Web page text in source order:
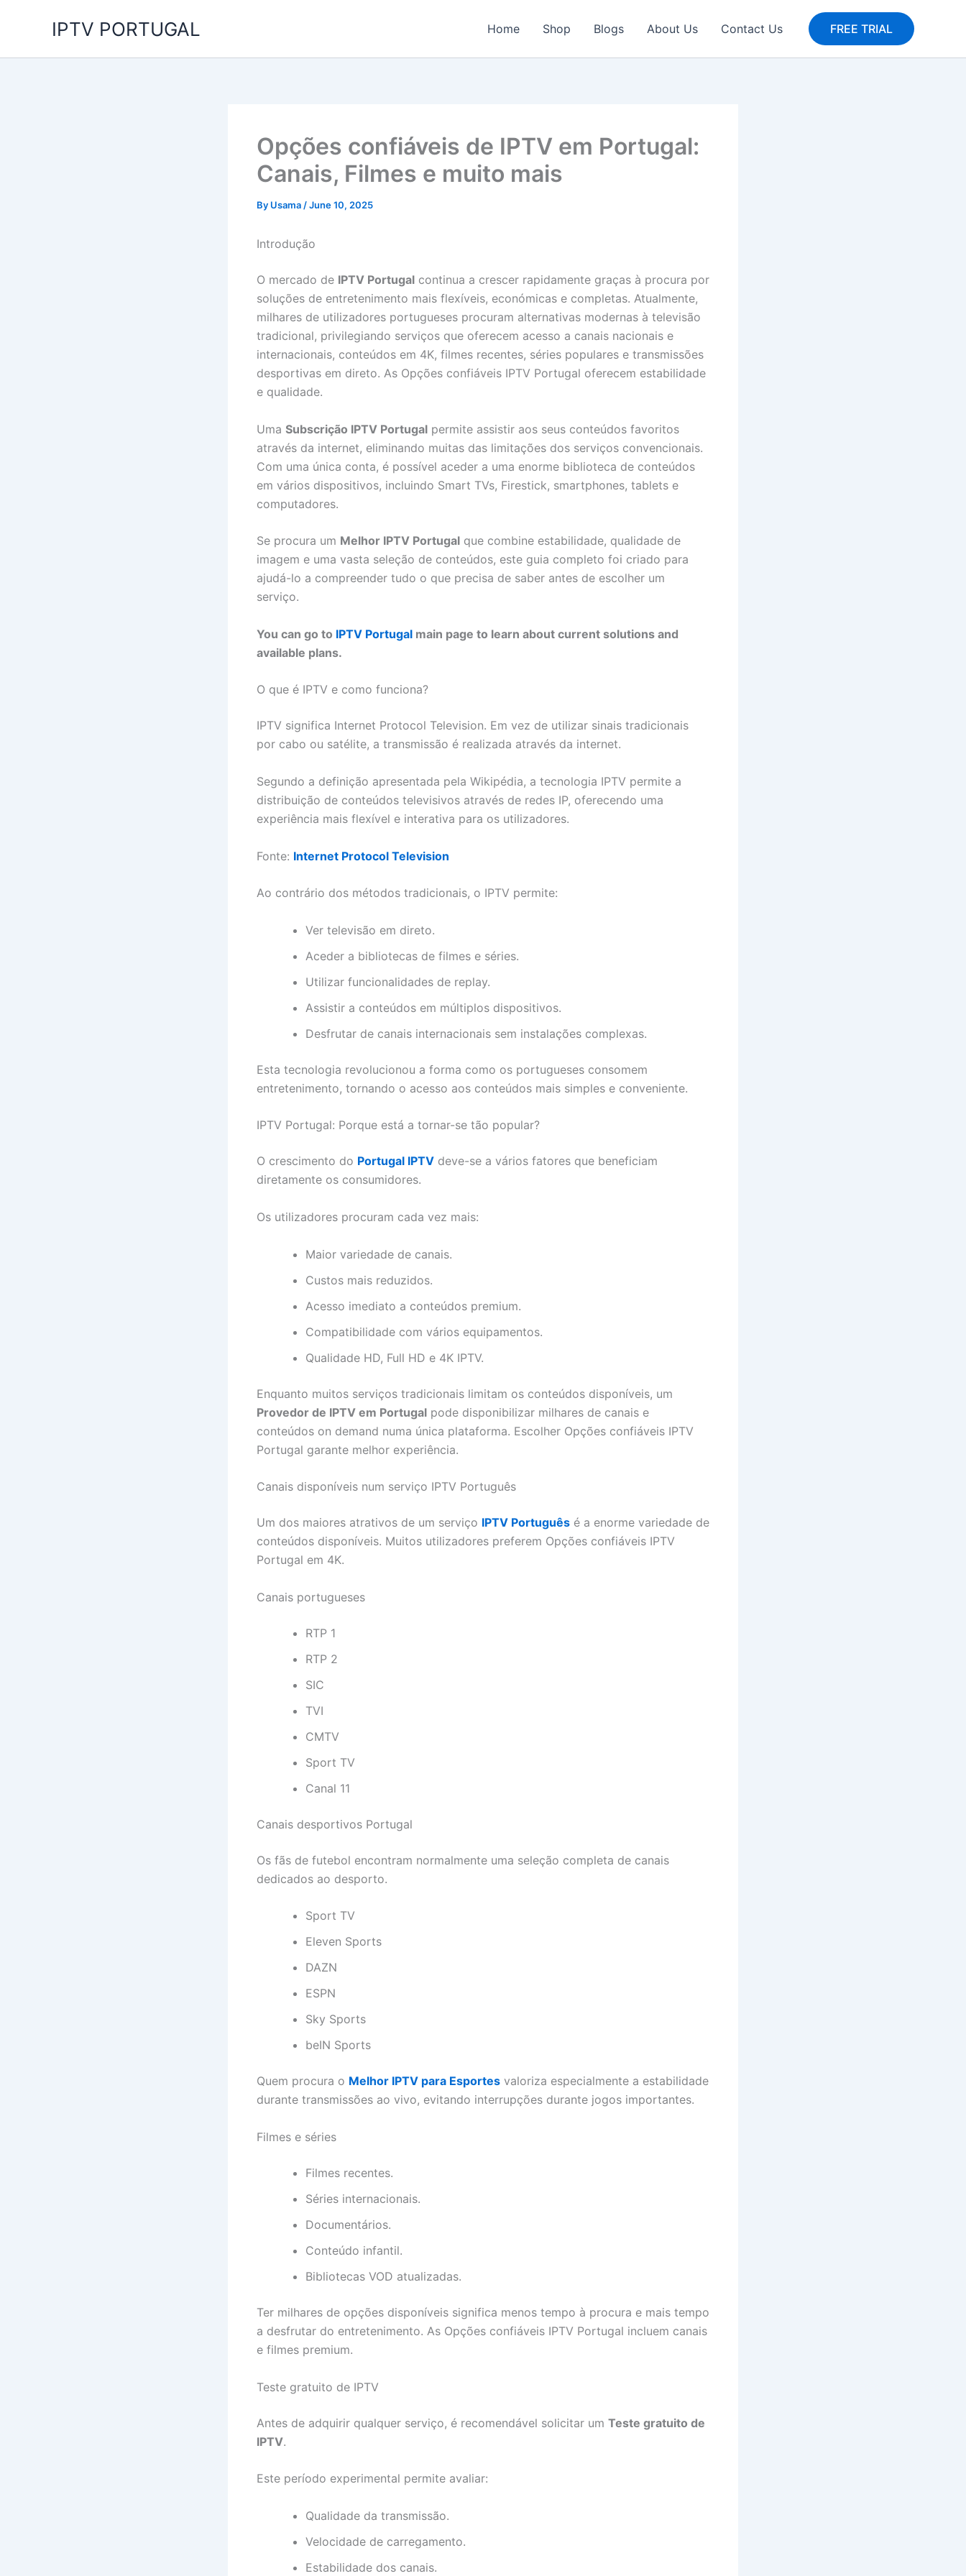
IPTV PORTUGAL Home Shop Blogs About Us Contact Us FREE TRIAL
Opções confiáveis ​​de IPTV em Portugal:
Canais, Filmes e muito mais
By Usama /June 10, 2025
Introdução
O mercado de IPTV Portugal continua a crescer rapidamente graças à procura por
soluções de entretenimento mais flexíveis, económicas e completas. Atualmente,
milhares de utilizadores portugueses procuram alternativas modernas à televisão
tradicional, privilegiando serviços que oferecem acesso a canais nacionais e
internacionais, conteúdos em 4K, filmes recentes, séries populares e transmissões
desportivas em direto. As Opções confiáveis IPTV Portugal oferecem estabilidade
e qualidade.
Uma Subscrição IPTV Portugal permite assistir aos seus conteúdos favoritos
através da internet, eliminando muitas das limitações dos serviços convencionais.
Com uma única conta, é possível aceder a uma enorme biblioteca de conteúdos
em vários dispositivos, incluindo Smart TVs, Firestick, smartphones, tablets e
computadores.
Se procura um Melhor IPTV Portugal que combine estabilidade, qualidade de
imagem e uma vasta seleção de conteúdos, este guia completo foi criado para
ajudá-lo a compreender tudo o que precisa de saber antes de escolher um
serviço.
You can go to IPTV Portugal main page to learn about current solutions and
available plans.
O que é IPTV e como funciona?
IPTV significa Internet Protocol Television. Em vez de utilizar sinais tradicionais
por cabo ou satélite, a transmissão é realizada através da internet.
Segundo a definição apresentada pela Wikipédia, a tecnologia IPTV permite a
distribuição de conteúdos televisivos através de redes IP, oferecendo uma
experiência mais flexível e interativa para os utilizadores.
Fonte: Internet Protocol Television
Ao contrário dos métodos tradicionais, o IPTV permite:
Ver televisão em direto.
Aceder a bibliotecas de filmes e séries.
Utilizar funcionalidades de replay.
Assistir a conteúdos em múltiplos dispositivos.
Desfrutar de canais internacionais sem instalações complexas.
Esta tecnologia revolucionou a forma como os portugueses consomem
entretenimento, tornando o acesso aos conteúdos mais simples e conveniente.
IPTV Portugal: Porque está a tornar-se tão popular?
O crescimento do Portugal IPTV deve-se a vários fatores que beneficiam
diretamente os consumidores.
Os utilizadores procuram cada vez mais:
Maior variedade de canais.
Custos mais reduzidos.
Acesso imediato a conteúdos premium.
Compatibilidade com vários equipamentos.
Qualidade HD, Full HD e 4K IPTV.
Enquanto muitos serviços tradicionais limitam os conteúdos disponíveis, um
Provedor de IPTV em Portugal pode disponibilizar milhares de canais e
conteúdos on demand numa única plataforma. Escolher Opções confiáveis IPTV
Portugal garante melhor experiência.
Canais disponíveis num serviço IPTV Português
Um dos maiores atrativos de um serviço IPTV Português é a enorme variedade de
conteúdos disponíveis. Muitos utilizadores preferem Opções confiáveis IPTV
Portugal em 4K.
Canais portugueses
RTP 1
RTP 2
SIC
TVI
CMTV
Sport TV
Canal 11
Canais desportivos Portugal
Os fãs de futebol encontram normalmente uma seleção completa de canais
dedicados ao desporto.
Sport TV
Eleven Sports
DAZN
ESPN
Sky Sports
beIN Sports
Quem procura o Melhor IPTV para Esportes valoriza especialmente a estabilidade
durante transmissões ao vivo, evitando interrupções durante jogos importantes.
Filmes e séries
Filmes recentes.
Séries internacionais.
Documentários.
Conteúdo infantil.
Bibliotecas VOD atualizadas.
Ter milhares de opções disponíveis significa menos tempo à procura e mais tempo
a desfrutar do entretenimento. As Opções confiáveis IPTV Portugal incluem canais
e filmes premium.
Teste gratuito de IPTV
Antes de adquirir qualquer serviço, é recomendável solicitar um Teste gratuito de
IPTV.
Este período experimental permite avaliar:
Qualidade da transmissão.
Velocidade de carregamento.
Estabilidade dos canais.